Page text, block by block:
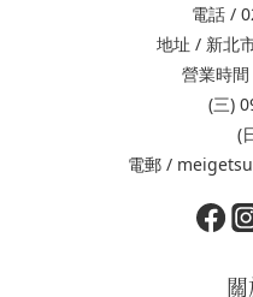
電話 /
地址 / 新北
營業時
(三)
(
電郵 /